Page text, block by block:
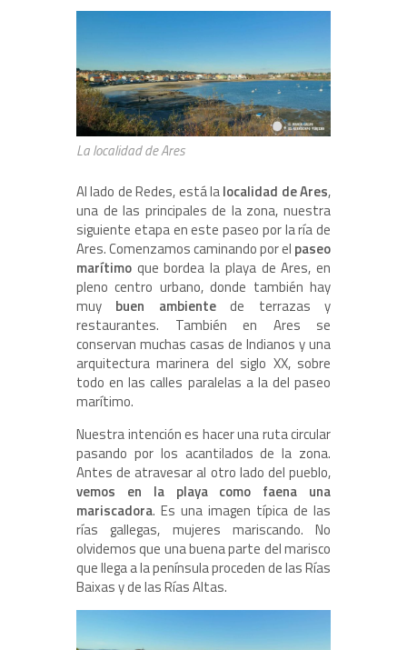
La localidad de Ares
Al lado de Redes, está lalocalidad de Ares,
una de las principales de la zona, nuestra
siguiente etapa en este paseo por la ría de
Ares. Comenzamos caminando por el paseo
marítimo que bordea la playa de Ares, en
pleno centro urbano, donde también hay
muy buen ambientede terrazas y
restaurantes. También en Ares se
conservan muchas casas de Indianos y una
arquitectura marinera del siglo XX, sobre
todo en las calles paralelas a la del paseo
marítimo.
Nuestra intención es hacer una ruta circular
pasando por los acantilados de la zona.
Antes de atravesar al otro lado del pueblo,
vemos en la playa como faena una
mariscadora. Es una imagen típica de las
rías gallegas, mujeres mariscando. No
olvidemos que una buena parte del marisco
que llega a la península proceden de las Rías
Baixas y de las Rías Altas.